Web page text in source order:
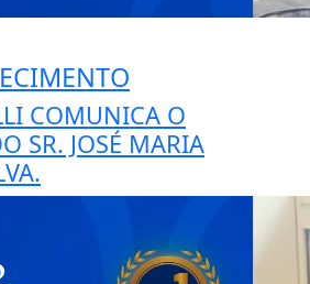
COMUNICA O
SR. JOSÉ MARIA